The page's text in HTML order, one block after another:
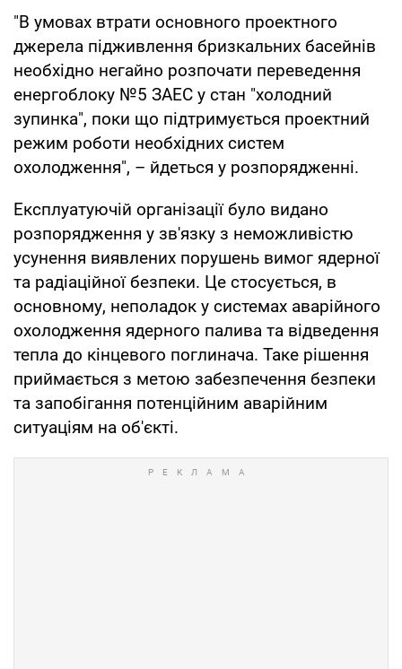
"В умовах втрати основного проектного
джерела підживлення бризкальних басейнів
необхідно негайно розпочати переведення
енергоблоку №5 ЗАЕС у стан "холодний
зупинка", поки що підтримується проектний
режим роботи необхідних систем
охолодження", – йдеться у розпорядженні.
Експлуатуючій організації було видано
розпорядження у зв'язку з неможливістю
усунення виявлених порушень вимог ядерної
та радіаційної безпеки. Це стосується, в
основному, неполадок у системах аварійного
охолодження ядерного палива та відведення
тепла до кінцевого поглинача. Таке рішення
приймається з метою забезпечення безпеки
та запобігання потенційним аварійним
ситуаціям на об'єкті.